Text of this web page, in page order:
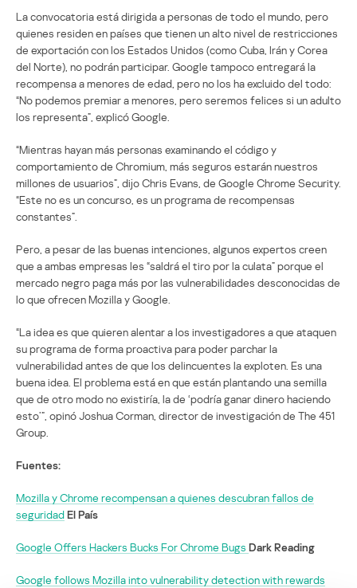
La convocatoria está dirigida a personas de todo el mundo, pero
quienes residen en países que tienen un alto nivel de restricciones
de exportación con los Estados Unidos (como Cuba, Irán y Corea
del Norte), no podrán participar. Google tampoco entregará la
recompensa a menores de edad, pero no los ha excluido del todo:
“No podemos premiar a menores, pero seremos felices si un adulto
los representa”, explicó Google.
“Mientras hayan más personas examinando el código y
comportamiento de Chromium, más seguros estarán nuestros
millones de usuarios”, dijo Chris Evans, de Google Chrome Security.
“Este no es un concurso, es un programa de recompensas
constantes”.
Pero, a pesar de las buenas intenciones, algunos expertos creen
que a ambas empresas les “saldrá el tiro por la culata” porque el
mercado negro paga más por las vulnerabilidades desconocidas de
lo que ofrecen Mozilla y Google.
“La idea es que quieren alentar a los investigadores a que ataquen
su programa de forma proactiva para poder parchar la
vulnerabilidad antes de que los delincuentes la exploten. Es una
buena idea. El problema está en que están plantando una semilla
que de otro modo no existiría, la de ‘podría ganar dinero haciendo
esto’”, opinó Joshua Corman, director de investigación de The 451
Group.
Fuentes:
Mozilla y Chrome recompensan a quienes descubran fallos de
seguridadEl País
Google Offers Hackers Bucks For Chrome Bugs Dark Reading
Google follows Mozilla into vulnerability detection with rewards